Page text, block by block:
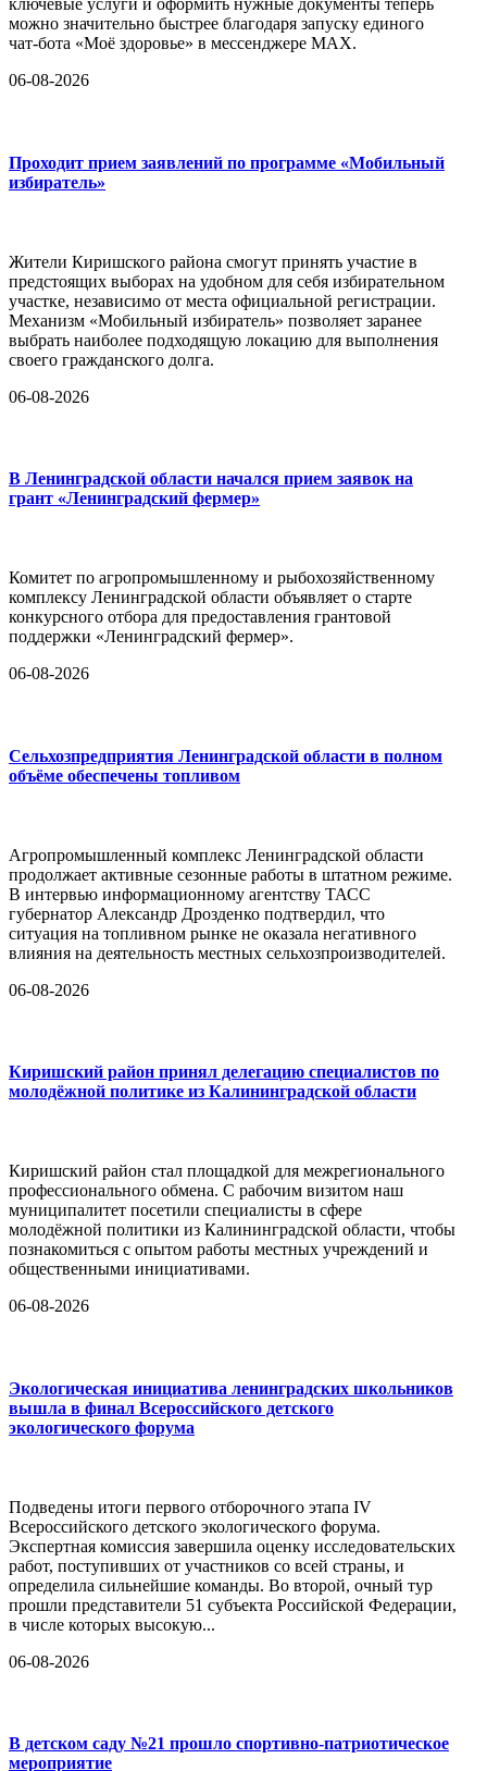
ключевые услуги и оформить нужные документы теперь
можно значительно быстрее благодаря запуску единого
чат-бота «Моё здоровье» в мессенджере MAX.
06-08-2026
Проходит прием заявлений по программе «Мобильный
избиратель»
Жители Киришского района смогут принять участие в
предстоящих выборах на удобном для себя избирательном
участке, независимо от места официальной регистрации.
Механизм «Мобильный избиратель» позволяет заранее
выбрать наиболее подходящую локацию для выполнения
своего гражданского долга.
06-08-2026
В Ленинградской области начался прием заявок на
грант «Ленинградский фермер»
Комитет по агропромышленному и рыбохозяйственному
комплексу Ленинградской области объявляет о старте
конкурсного отбора для предоставления грантовой
поддержки «Ленинградский фермер».
06-08-2026
Сельхозпредприятия Ленинградской области в полном
объёме обеспечены топливом
Агропромышленный комплекс Ленинградской области
продолжает активные сезонные работы в штатном режиме.
В интервью информационному агентству ТАСС
губернатор Александр Дрозденко подтвердил, что
ситуация на топливном рынке не оказала негативного
влияния на деятельность местных сельхозпроизводителей.
06-08-2026
Киришский район принял делегацию специалистов по
молодёжной политике из Калининградской области
Киришский район стал площадкой для межрегионального
профессионального обмена. С рабочим визитом наш
муниципалитет посетили специалисты в сфере
молодёжной политики из Калининградской области, чтобы
познакомиться с опытом работы местных учреждений и
общественными инициативами.
06-08-2026
Экологическая инициатива ленинградских школьников
вышла в финал Всероссийского детского
экологического форума
Подведены итоги первого отборочного этапа IV
Всероссийского детского экологического форума.
Экспертная комиссия завершила оценку исследовательских
работ, поступивших от участников со всей страны, и
определила сильнейшие команды. Во второй, очный тур
прошли представители 51 субъекта Российской Федерации,
в числе которых высокую...
06-08-2026
В детском саду №21 прошло спортивно-патриотическое
мероприятие